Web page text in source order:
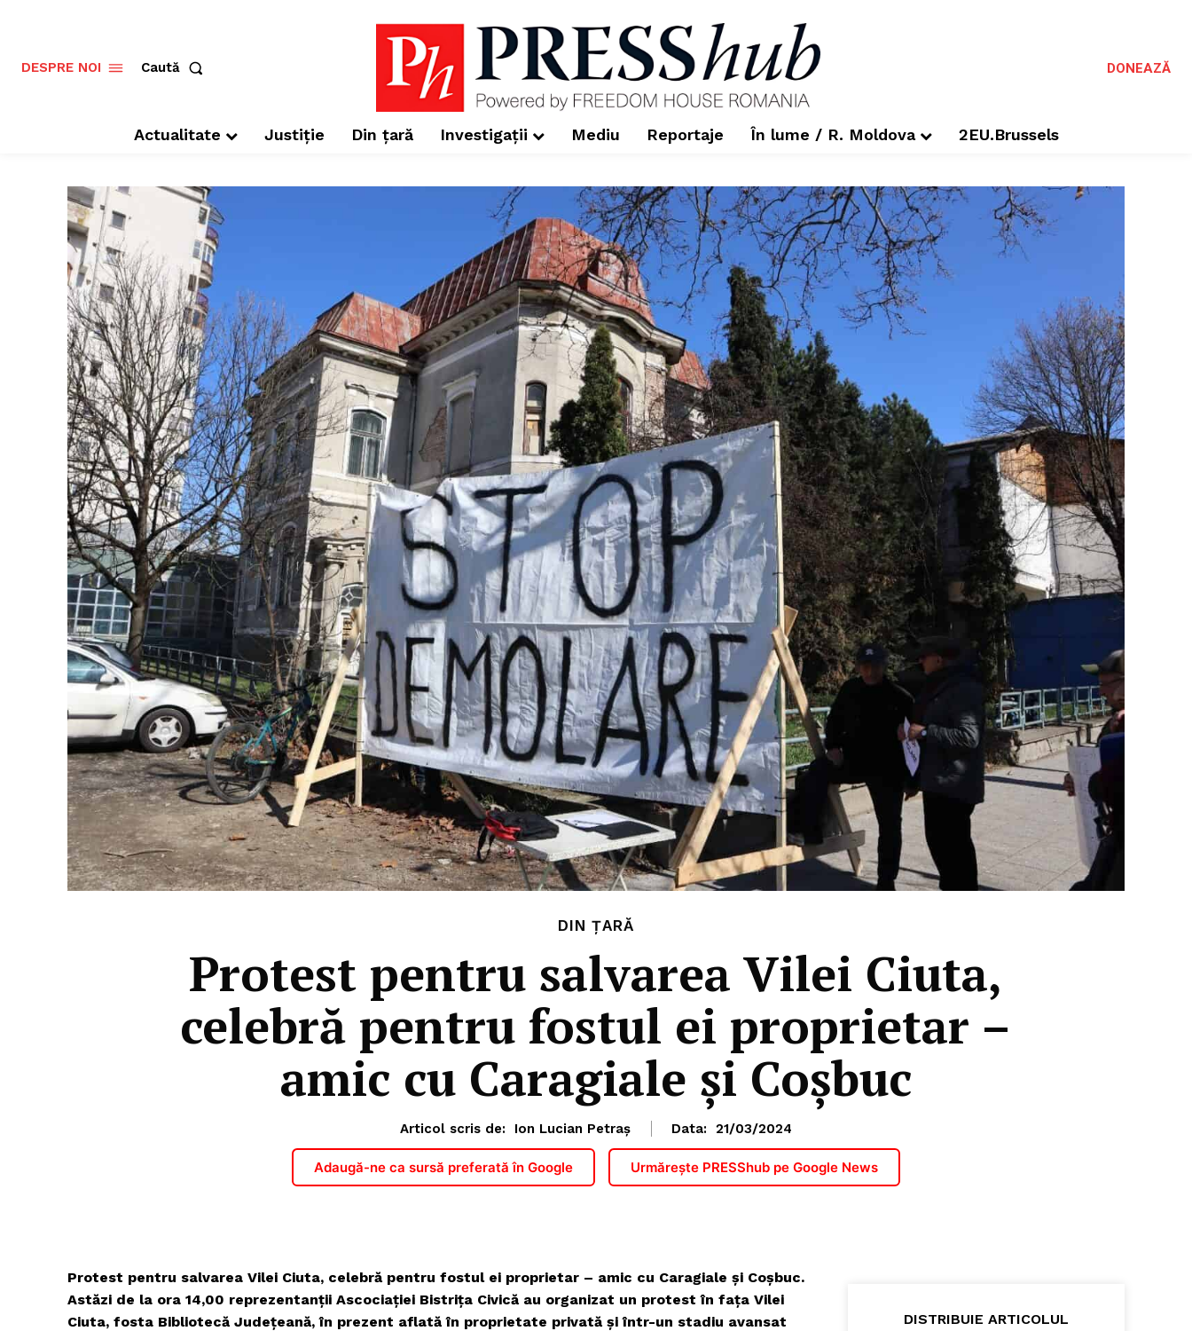
DESPRE NOI Caută DONEAZĂ
Actualitate Justiție Din țară Investigații Mediu Reportaje În lume / R. Moldova 2EU.Brussels
DIN ȚARĂ
Protest pentru salvarea Vilei Ciuta,
celebră pentru fostul ei proprietar –
amic cu Caragiale și Coșbuc
Articol scris de: Ion Lucian Petraș Data: 21/03/2024
Adaugă-ne ca sursă preferată în Google Urmărește PRESShub pe Google News
Protest pentru salvarea Vilei Ciuta, celebră pentru fostul ei proprietar – amic cu Caragiale și Coșbuc.
Astăzi de la ora 14,00 reprezentanții Ascociației Bistrița Civică au organizat un protest în fața Vilei
Ciuta, fosta Bibliotecă Județeană, în prezent aflată în proprietate privată și într-un stadiu avansat
DISTRIBUIE ARTICOLUL